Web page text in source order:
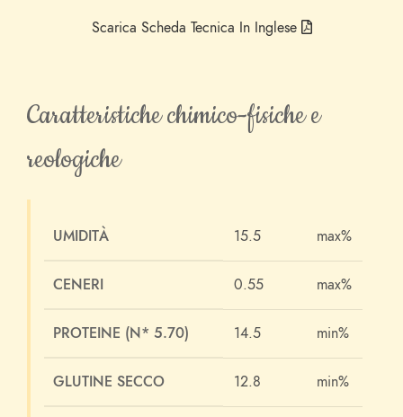
Scarica Scheda Tecnica In Inglese
Caratteristiche chimico-fisiche e
reologiche
UMIDITÀ 15.5 max%
CENERI 0.55 max%
PROTEINE (N* 5.70) 14.5 min%
GLUTINE SECCO 12.8 min%